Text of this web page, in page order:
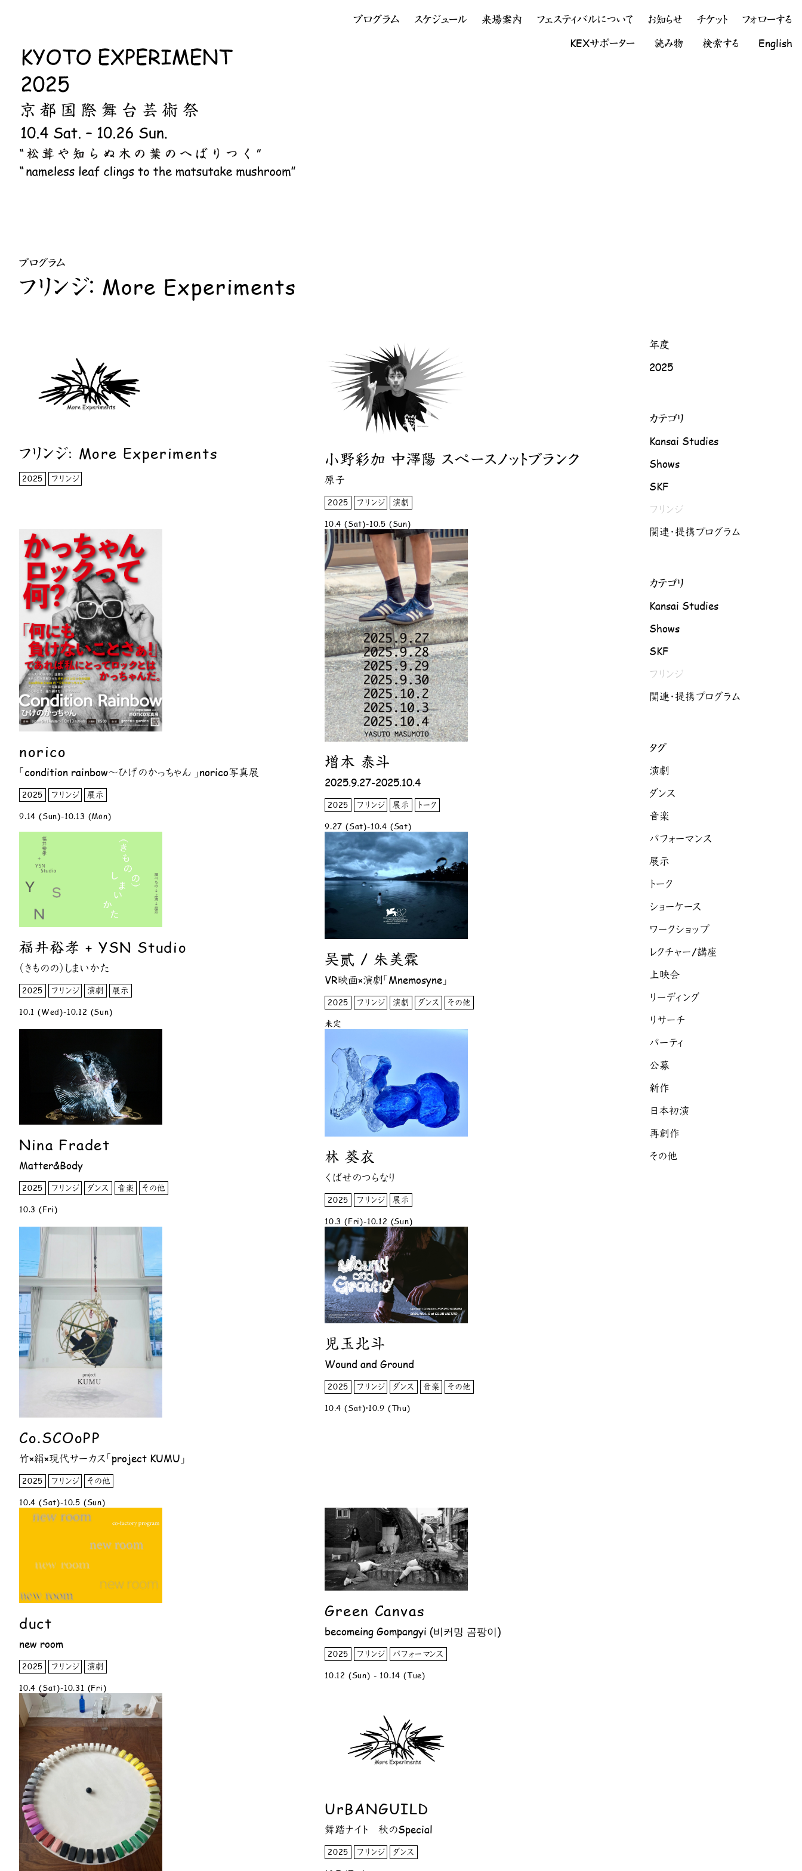
プログラム スケジュール 来場案内 フェスティバルについて お知らせ チケット
フォローする
KEXサポーター
読み物 検索する English
プログラム
フリンジ： More Experiments
年度
2025
カテゴリ
Kansai Studies
Shows
SKF
フリンジ
関連・提携プログラム
カテゴリ
Kansai Studies
Shows
SKF
フリンジ
関連・提携プログラム
タグ
演劇
ダンス
音楽
パフォーマンス
展示
トーク
ショーケース
ワークショップ
レクチャー/講座
上映会
リーディング
リサーチ
パーティ
公募
新作
日本初演
再創作
その他
フリンジ: More Experiments
2025 フリンジ
小野彩加 中澤陽 スペースノットブランク
原子
2025 フリンジ
演劇
10.4 (Sat)-10.5 (Sun)
norico
「condition rainbow～ひげのかっちゃん 」norico写真展
2025 フリンジ
展示
9.14 (Sun)-10.13 (Mon)
増本 泰斗
2025.9.27-2025.10.4
2025 フリンジ 展示
トーク
9.27 (Sat)-10.4 (Sat)
福井裕孝 + YSN Studio
（きものの）しまいかた
2025 フリンジ 演劇
展示
10.1 (Wed)-10.12 (Sun)
吴贰 / 朱美霖
VR映画×演劇「Mnemosyne」
2025 フリンジ 演劇 ダンス
その他
未定
Nina Fradet
Matter&Body
2025 フリンジ ダンス 音楽
その他
10.3 (Fri)
林 葵衣
くばせのつらなり
2025 フリンジ
展示
10.3 (Fri)-10.12 (Sun)
Co.SCOoPP
竹×絹×現代サーカス「project KUMU」
2025 フリンジ
その他
10.4 (Sat)-10.5 (Sun)
児玉北斗
Wound and Ground
2025 フリンジ ダンス 音楽
その他
10.4 (Sat)・10.9 (Thu)
duct
new room
2025 フリンジ
演劇
10.4 (Sat)-10.31 (Fri)
Green Canvas
becomeing Gompangyi (비커밍 곰팡이)
2025 フリンジ
パフォーマンス
10.12 (Sun) - 10.14 (Tue)
UrBANGUILD
舞踏ナイト 秋のSpecial
2025 フリンジ
ダンス